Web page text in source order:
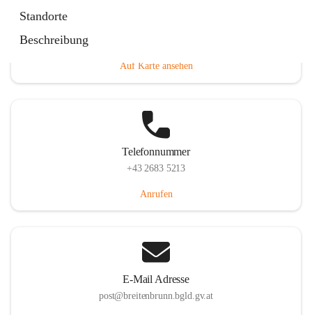
Standorte
Beschreibung
Auf Karte ansehen
Telefonnummer
+43 2683 5213
Anrufen
E-Mail Adresse
post@breitenbrunn.bgld.gv.at